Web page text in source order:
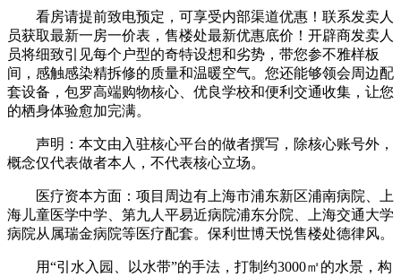
看房请提前致电预定，可享受内部渠道优惠！联系发卖人
员获取最新一房一价表，售楼处最新优惠底价！开辟商发卖人
员将细致引见每个户型的奇特设想和劣势，带您参不雅样板
间，感触感染精拆修的质量和温暖空气。您还能够领会周边配
套设备，包罗高端购物核心、优良学校和便利交通收集，让您
的栖身体验愈加完满。
声明：本文由入驻核心平台的做者撰写，除核心账号外，
概念仅代表做者本人，不代表核心立场。
医疗资本方面：项目周边有上海市浦东新区浦南病院、上
海儿童医学中学、第九人平易近病院浦东分院、上海交通大学
病院从属瑞金病院等医疗配套。保利世博天悦售楼处德律风。
用“引水入园、以水带”的手法，打制约3000㎡的水景，构